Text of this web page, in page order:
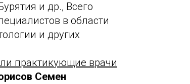
и др., Всего
в области
и других
практикующие врачи
Семен